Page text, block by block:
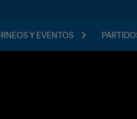
Y EVENTOS